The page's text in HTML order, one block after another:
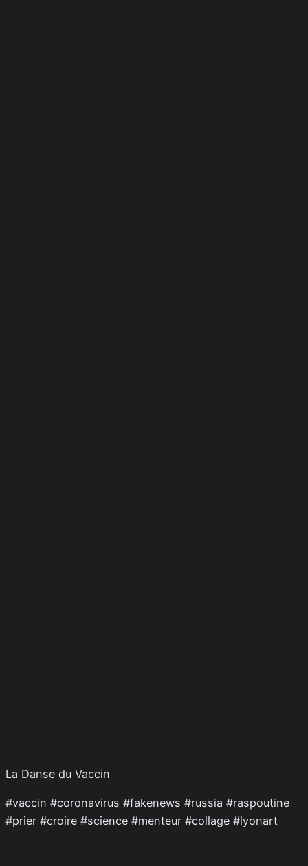
La Danse du Vaccin
#vaccin #coronavirus #fakenews #russia #raspoutine
#prier #croire #science #menteur #collage #lyonart